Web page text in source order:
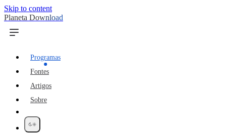
Skip to content
Planeta Download
Programas
Fontes
Artigos
Sobre